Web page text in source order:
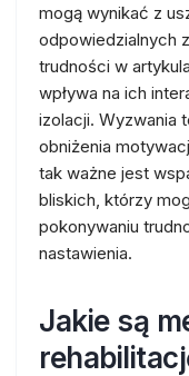
mogą wynikać z
odpowiedzialnych
trudności w
wpływa na ich
izolacji. Wyzwania
obniżenia
tak ważne jest
bliskich, którzy
pokonywaniu
nastawienia.
Jakie są